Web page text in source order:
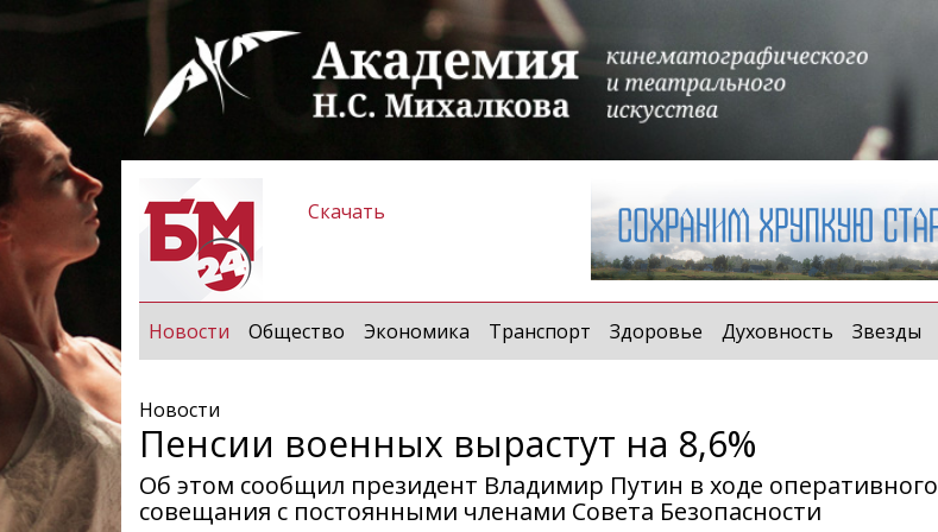
Скачать
Новости (current)
Общество Экономика Транспорт Здоровье Духовность Звезды
Новости
Пенсии военных вырастут на 8,6%
Об этом сообщил президент Владимир Путин в ходе оперативного
совещания с постоянными членами Совета Безопасности